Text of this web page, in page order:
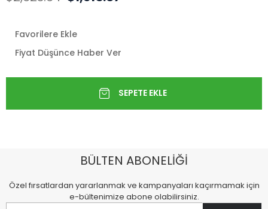
Favorilere Ekle
Fiyat Düşünce Haber Ver
BÜLTEN ABONELİĞİ
Özel fırsatlardan yararlanmak ve kampanyaları kaçırmamak için
e-bültenimize abone olabilirsiniz.